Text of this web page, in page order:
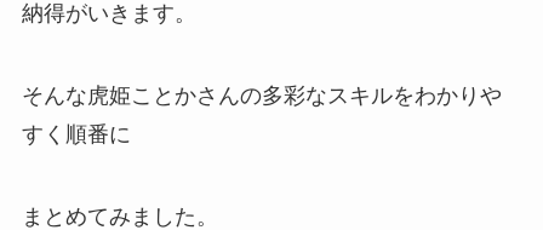
納得がいきます。
そんな虎姫ことかさんの多彩なスキルをわかりや
すく順番に
まとめてみました。